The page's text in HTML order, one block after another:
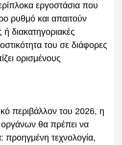
εργοστάσια που
ρυθμό και απαιτούν
διακατηγοριακές
του σε διάφορες
ορισμένους
περιβάλλον του 2026, η
θα πρέπει να
προηγμένη τεχνολογία,